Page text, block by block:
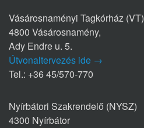
Vásárosnaményi Tagkórház (VT)
4800 Vásárosnamény,
Ady Endre u. 5.
Útvonaltervezés ide →
Tel.: +36 45/570-770
Nyírbátori Szakrendelő (NYSZ)
4300 Nyírbátor